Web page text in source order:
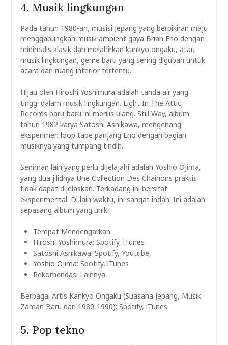
4. Musik lingkungan
Pada tahun 1980-an, musisi Jepang yang berpikiran maju
menggabungkan musik ambient gaya Brian Eno dengan
minimalis klasik dan melahirkan kankyo ongaku, atau
musik lingkungan, genre baru yang sering digubah untuk
acara dan ruang interior tertentu.
Hijau oleh Hiroshi Yoshimura adalah tanda air yang
tinggi dalam musik lingkungan. Light In The Attic
Records baru-baru ini merilis ulang. Still Way, album
tahun 1982 karya Satoshi Ashikawa, mengenang
eksperimen loop tape panjang Eno dengan bagian
musiknya yang tumpang tindih.
Seniman lain yang perlu dijelajahi adalah Yoshio Ojima,
yang dua jilidnya Une Collection Des Chainons praktis
tidak dapat dijelaskan. Terkadang ini bersifat
eksperimental. Di lain waktu, ini sangat indah. Ini adalah
sepasang album yang unik.
Tempat Mendengarkan
Hiroshi Yoshimura: Spotify, iTunes
Satoshi Ashikawa: Spotify, Youtube,
Yoshio Ojima: Spotify, iTunes
Rekomendasi Lainnya
Berbagai Artis Kankyo Ongaku (Suasana Jepang, Musik
Zaman Baru dari 1980-1990): Spotify, iTunes
5. Pop tekno